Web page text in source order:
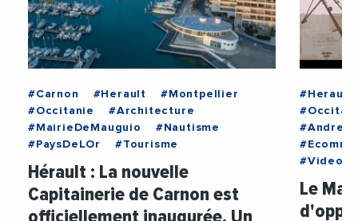
#Carnon #Herault
#Montpellier
#Occitanie
#Architecture
#MairieDeMauguio
#Nautisme
#PaysDeLOr
#Tourisme
Hérault : La nouvelle
Capitainerie de Carnon est
#Herault
#Videos
Le